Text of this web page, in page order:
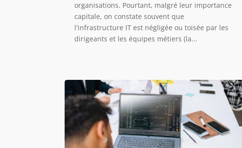
organisations. Pourtant, malgré leur importance
capitale, on constate souvent que
l'infrastructure IT est négligée ou toisée par les
dirigeants et les équipes métiers (la...